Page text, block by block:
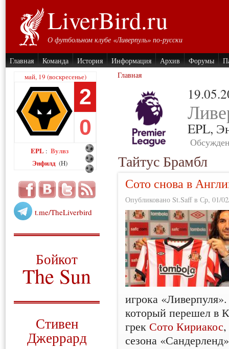
LiverBird.ru
О футбольном клубе «Ливерпуль» по-русски
Главная Команда История Информация Архив Форумы
май, 19 (воскресенье)
2
0
EPL : Вулвз
Энфилд (H)
t.me/TheLiverbird
Бойкот
The Sun
Стивен
Джеррард
Главная
EPL,
Тайтус Брамбл
Сото снова в
Опубликовано St.Saff в Ср, 01/
игрока
который перешел в
грек Сото Кириакос,
сезона